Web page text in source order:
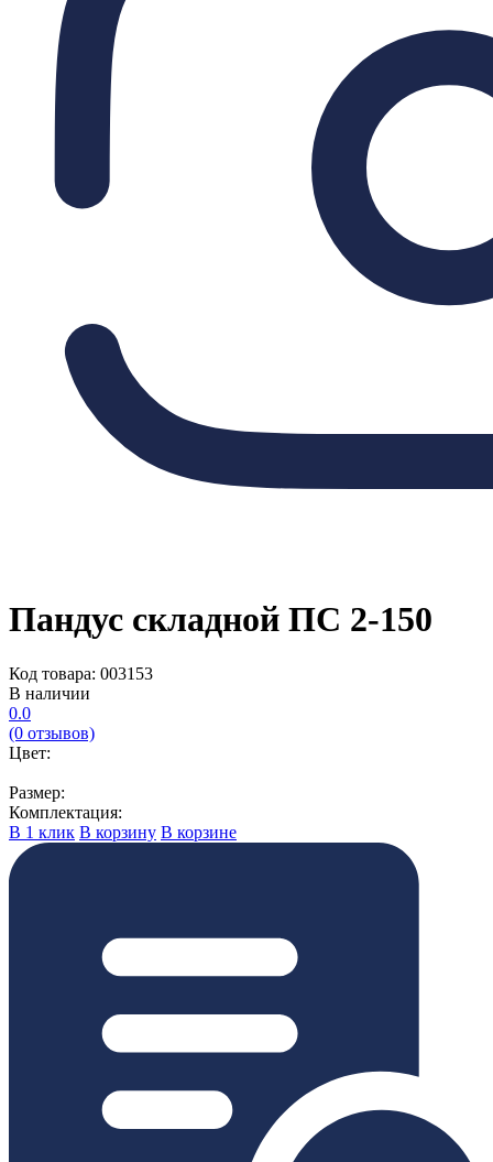
Пандус складной ПС 2-150
Код товара: 003153
В наличии
0.0
(0 отзывов)
Цвет:
Размер:
Комплектация:
В 1 клик В корзину В корзине